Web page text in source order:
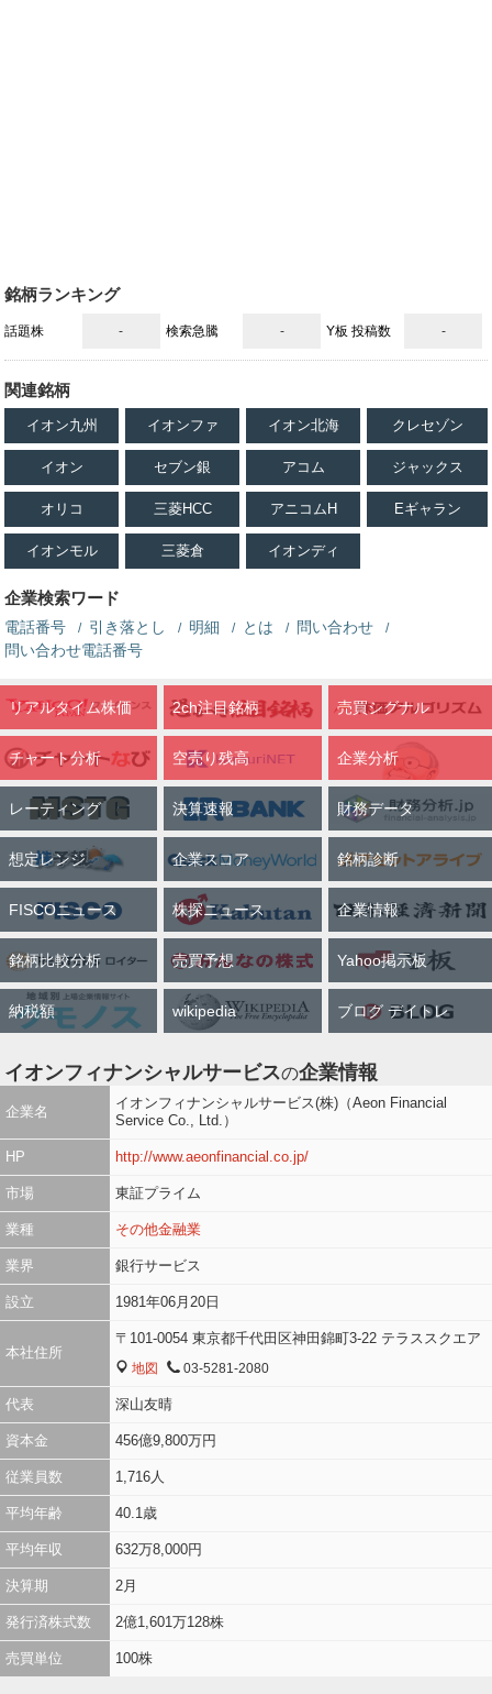
銘柄ランキング
話題株 - 検索急騰 - Y板 投稿数 -
関連銘柄
イオン九州 イオンファ イオン北海 クレセゾン
イオン セブン銀 アコム ジャックス
オリコ 三菱HCC アニコムH Eギャラン
イオンモル 三菱倉 イオンディ
企業検索ワード
電話番号 引き落とし 明細 とは
問い合わせ
問い合わせ電話番号
リアルタイム株価 2ch注目銘柄 売買シグナル
チャート分析 空売り残高 企業分析
レーティング 決算速報 財務データ
想定レンジ 企業スコア 銘柄診断
FISCOニュース 株探ニュース 企業情報
銘柄比較分析 売買予想 Yahoo掲示板
納税額 wikipedia ブログ デイトレ
イオンフィナンシャルサービスの企業情報
企業名
イオンフィナンシャルサービス(株)（Aeon Financial
Service Co., Ltd.）
HP http://www.aeonfinancial.co.jp/
市場 東証プライム
業種 その他金融業
業界 銀行サービス
設立 1981年06月20日
本社住所
〒101-0054 東京都千代田区神田錦町3-22 テラススクエア
MAP
地図 TEL
03-5281-2080
代表 深山友晴
資本金 456億9,800万円
従業員数 1,716人
平均年齢 40.1歳
平均年収 632万8,000円
決算期 2月
発行済株式数 2億1,601万128株
売買単位 100株